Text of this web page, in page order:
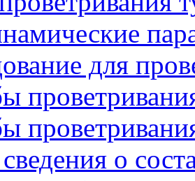
для
о